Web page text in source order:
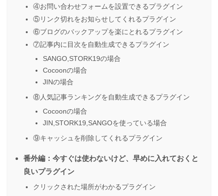
④お問い合わせフォームを設置できるプラグイン
⑤リンク切れをお知らせしてくれるプラグイン
⑥ブログのバックアップを楽にとれるプラグイン
⑦記事内に目次を自動生成できるプラグイン
SANGO,STORK19の場合
Cocoonの場合
JINの場合
⑧人気記事ランキングを自動生成できるプラグイン
Cocoonの場合
JIN,STORK19,SANGOを使っている場合
⑨キャッシュを削除してくれるプラグイン
番外編：今すぐは使わないけど、早めに入れておくと
良いプラグイン
クリックされた場所がわかるプラグイン